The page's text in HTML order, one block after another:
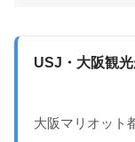
USJ・大阪観
大阪マリオット